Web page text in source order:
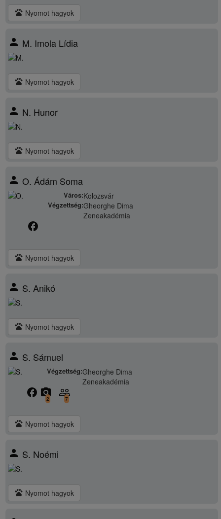
pets Nyomot hagyok
person M. Imola Lídia
pets Nyomot hagyok
person N. Hunor
pets Nyomot hagyok
person O. Ádám Soma
Város:Kolozsvár
Végzettség:Gheorghe Dima
Zeneakadémia
facebook
pets Nyomot hagyok
person S. Anikó
pets Nyomot hagyok
person S. Sámuel
Végzettség:Gheorghe Dima
Zeneakadémia
facebook camera_alt
2
people_outline
7
pets Nyomot hagyok
person S. Noémi
pets Nyomot hagyok